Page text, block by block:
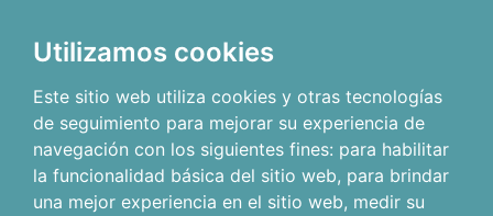
Utilizamos cookies
Este sitio web utiliza cookies y otras tecnologías
de seguimiento para mejorar su experiencia de
navegación con los siguientes fines: para habilitar
la funcionalidad básica del sitio web, para brindar
una mejor experiencia en el sitio web, medir su